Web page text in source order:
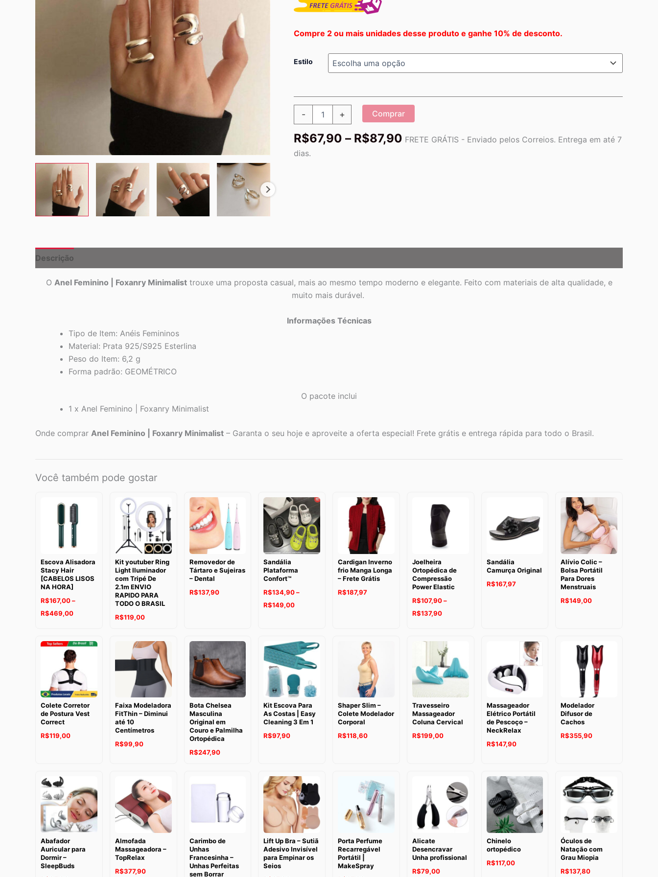
Compre 2 ou mais unidades desse produto e ganhe 10% de desconto.
Estilo
-
Foxanry
quantidade
+ Comprar
R$67,90 – R$87,90 Faixa
FRETE GRÁTIS - Enviado pelos Correios. Entrega em até 7
dias.
Descrição
O Anel Feminino | Foxanry Minimalisttrouxe uma proposta casual, mais ao mesmo tempo moderno e elegante. Feito com materiais de alta qualidade, e
muito mais durável.
Informações Técnicas
Tipo de Item: Anéis Femininos
Material: Prata 925/S925 Esterlina
Peso do Item: 6,2 g
Forma padrão: GEOMÉTRICO
O pacote inclui
1 x Anel Feminino | Foxanry Minimalist
Onde comprar Anel Feminino | Foxanry Minimalist – Garanta o seu hoje e aproveite a oferta especial! Frete grátis e entrega rápida para todo o Brasil.
Você também pode gostar
Escova Alisadora
Stacy Hair
[CABELOS LISOS
NA HORA]
R$167,00–
R$469,00Faixa
R$167,00
através
R$469,00
Kit youtuber Ring
Light Iluminador
com Tripé De
2.1m ENVIO
RAPIDO PARA
TODO O BRASIL
R$119,00
Removedor de
Tártaro e Sujeiras
– Dental
R$137,90
Sandália
Plataforma
Confort™
R$134,90 –
R$149,00Faixa
R$134,90
através
R$149,00
Cardigan Inverno
frio Manga Longa
– Frete Grátis
R$187,97
Joelheira
Ortopédica de
Compressão
Power Elastic
R$107,90 –
R$137,90Faixa
R$107,90
através
R$137,90
Sandália
Camurça Original
R$167,97
Alívio Colic –
Bolsa Portátil
Para Dores
Menstruais
R$149,00
Colete Corretor
de Postura Vest
Correct
R$119,00
Faixa Modeladora
FitThin – Diminui
até 10
Centímetros
R$99,90
Bota Chelsea
Masculina
Original em
Couro e Palmilha
Ortopédica
R$247,90
Kit Escova Para
As Costas | Easy
Cleaning 3 Em 1
R$97,90
Shaper Slim –
Colete Modelador
Corporal
R$118,60
Travesseiro
Massageador
Coluna Cervical
R$199,00
Massageador
Elétrico Portátil
de Pescoço –
NeckRelax
R$147,90
Modelador
Difusor de
Cachos
R$355,90
Abafador
Auricular para
Dormir –
SleepBuds
Almofada
Massageadora –
TopRelax
R$377,90
Carimbo de
Unhas
Francesinha –
Unhas Perfeitas
sem Borrar
Lift Up Bra – Sutiã
Adesivo Invisível
para Empinar os
Seios
Porta Perfume
Recarregável
Portátil |
MakeSpray
Alicate
Desencravar
Unha profissional
R$79,00
Chinelo
ortopédico
R$117,00
Óculos de
Natação com
Grau Miopia
R$137,80